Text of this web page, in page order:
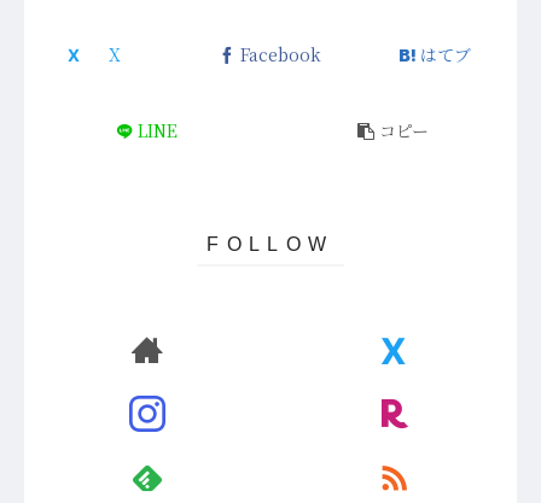
Facebook はてブ
LINE コピー